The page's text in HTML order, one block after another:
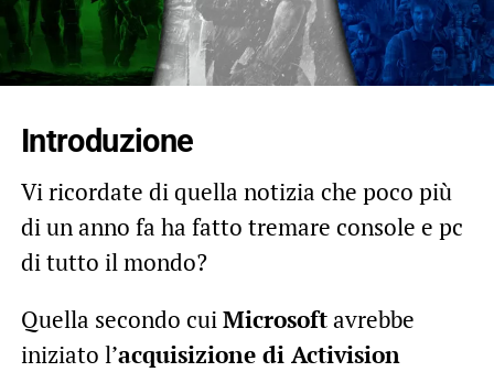
Introduzione
Vi ricordate di quella notizia che poco più
di un anno fa ha fatto tremare console e pc
di tutto il mondo?
Quella secondo cuiMicrosoftavrebbe
iniziato l’acquisizione di Activision